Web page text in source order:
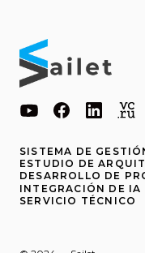
SISTEMA DE
ESTUDIO DE
DESARROLLO DE
INTEGRACIÓN DE IA
SERVICIO TÉCNICO